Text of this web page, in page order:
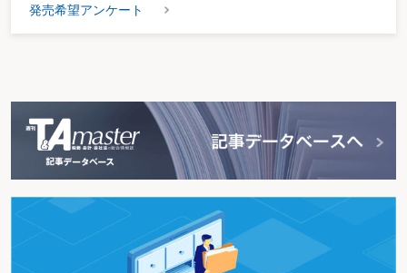
通念に従った判断をする
必要がある。
自己に帰属する報酬→関連法人に帰属する収入とし
て更正の請求
次に紹介するのは、請求人が得ていた簿外報酬の所得区分の認定
に誤りがあるとして、原処分の一部が取り消された事例（令和2年9
月17日裁決）。
事案の概要は、請求人Xが、所得税等の確定申告において自己に
発売希望アンケート